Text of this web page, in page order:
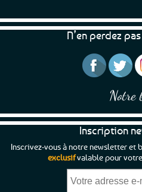
N’en perdez
Notre
Inscription
Inscrivez-vous à notre newsletter et
exclusifvalable pour